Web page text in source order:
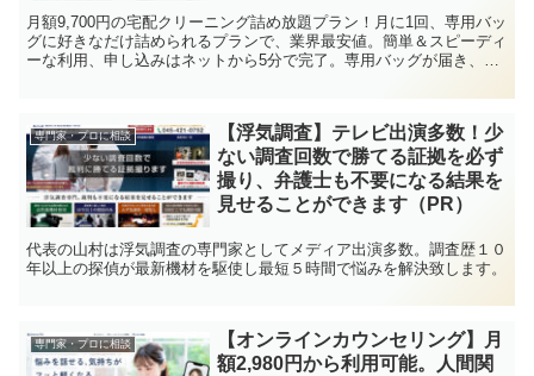
月額9,700円の宅配クリーニング詰め放題プラン！月に1回、専用バッ
グに好きなだけ詰められるプランで、業界最安値。簡単＆スピーディ
ーな利用、申し込みはネットから5分で完了。専用バッグが届き、最
専門家・プロに相談
【浮気調査】テレビ出演多数！少
ない調査回数で勝てる証拠を必ず
撮り、弁護士も不要になる結果を
見せることができます（PR）
代表の山村は浮気調査の専門家としてメディア出演多数。調査歴１０
年以上の探偵が最新機材を駆使し最短５時間で悩みを解決致します。
専門家・プロに相談
【オンラインカウンセリング】月
額2,980円から利用可能。人間関